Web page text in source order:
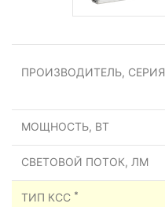
ПРОИЗВОДИТЕЛЬ, СЕРИЯ
МОЩНОСТЬ, ВТ
СВЕТОВОЙ ПОТОК, ЛМ
ТИП КСС *